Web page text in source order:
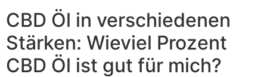
CBD Öl in verschiedenen
Stärken: Wieviel Prozent
CBD Öl ist gut für mich?